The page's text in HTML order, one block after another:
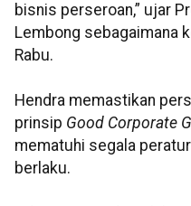
bisnis perseroan,” ujar
Lembong sebagaimana
Rabu.
Hendra memastikan
prinsip Good Corporate
mematuhi segala
berlaku.